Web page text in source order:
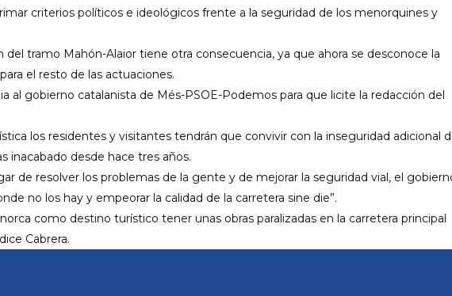
criterios políticos e ideológicos frente a la seguridad de los menorquines y
del tramo Mahón-Alaior tiene otra consecuencia, ya que ahora se desconoce la
el resto de las actuaciones.
al gobierno catalanista de Més-PSOE-Podemos para que licite la redacción del
los residentes y visitantes tendrán que convivir con la inseguridad adicional
inacabado desde hace tres años.
de resolver los problemas de la gente y de mejorar la seguridad vial, el
no los hay y empeorar la calidad de la carretera sine die”.
como destino turístico tener unas obras paralizadas en la carretera principal
Cabrera.